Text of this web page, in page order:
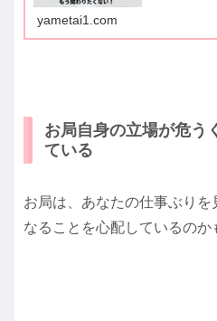
yametai1.com
お局自身の立場が危う
ている
お局は、あなたの仕事ぶりを
なることを心配しているのか